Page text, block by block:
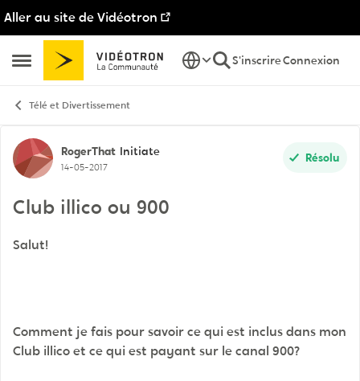
Aller au site de Vidéotron
Ouvrir Menu Latéral
Passer au contenu
S'inscrireConnexion
Télé et Divertissement
Discussion de forum
RogerThat Initiate
14-05-2017
Résolu
Club illico ou 900
Salut!
Comment je fais pour savoir ce qui est inclus dans mon
Club illico et ce qui est payant sur le canal 900?